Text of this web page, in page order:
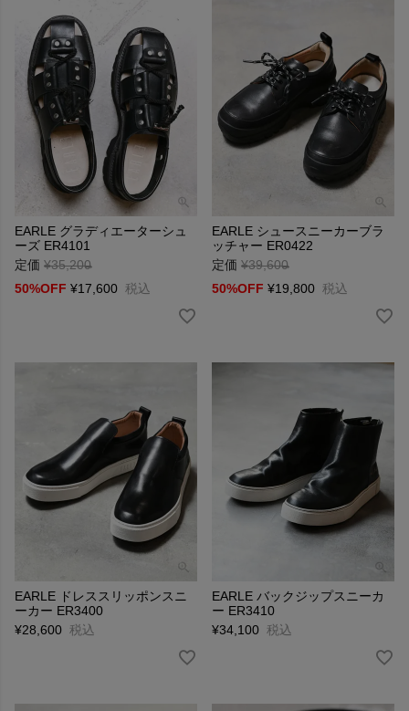
EARLE グラディエーターシュ
ーズ ER4101
定価 ¥35,200
→
50%OFF ¥17,600 税込
EARLE シュースニーカーブラ
ッチャー ER0422
定価 ¥39,600
→
50%OFF ¥19,800 税込
EARLE ドレススリッポンスニ
ーカー ER3400
¥28,600 税込
EARLE バックジップスニーカ
ー ER3410
¥34,100 税込